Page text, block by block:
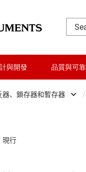
與開發 品質與可
器
器、鎖存器和暫存器 /